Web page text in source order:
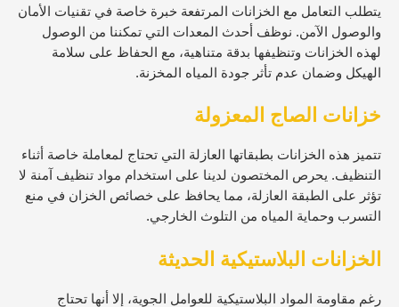
يتطلب التعامل مع الخزانات المرتفعة خبرة خاصة في تقنيات الأمان
والوصول الآمن. نوظف أحدث المعدات التي تمكننا من الوصول
لهذه الخزانات وتنظيفها بدقة متناهية، مع الحفاظ على سلامة
الهيكل وضمان عدم تأثر جودة المياه المخزنة.
خزانات الصاج المعزولة
تتميز هذه الخزانات بطبقاتها العازلة التي تحتاج لمعاملة خاصة أثناء
التنظيف. يحرص المختصون لدينا على استخدام مواد تنظيف آمنة لا
تؤثر على الطبقة العازلة، مما يحافظ على خصائص الخزان في منع
التسرب وحماية المياه من التلوث الخارجي.
الخزانات البلاستيكية الحديثة
رغم مقاومة المواد البلاستيكية للعوامل الجوية، إلا أنها تحتاج